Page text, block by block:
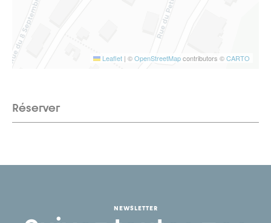
Leaflet | ©OpenStreetMapcontributors ©CARTO
Réserver
NEWSLETTER